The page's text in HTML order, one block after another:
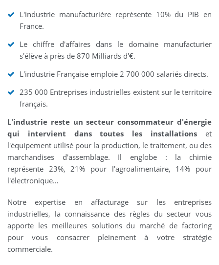
L'industrie manufacturière représente 10% du PIB en
France.
Le chiffre d'affaires dans le domaine manufacturier
s'élève à près de 870 Milliards d'€.
L'industrie Française emploie 2 700 000 salariés directs.
235 000 Entreprises industrielles existent sur le territoire
français.
L'industrie reste un secteur consommateur d'énergie
qui intervient dans toutes les installations et
l'équipement utilisé pour la production, le traitement, ou des
marchandises d'assemblage. Il englobe : la chimie
représente 23%, 21% pour l'agroalimentaire, 14% pour
l'électronique…
Notre expertise en affacturage sur les entreprises
industrielles, la connaissance des règles du secteur vous
apporte les meilleures solutions du marché de factoring
pour vous consacrer pleinement à votre stratégie
commerciale.